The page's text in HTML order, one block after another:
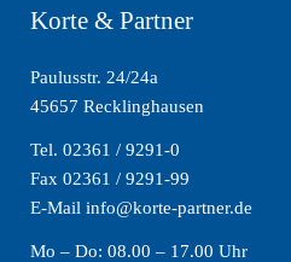
Korte & Partner
Paulusstr. 24/24a
45657 Recklinghausen
Tel. 02361 / 9291-0
Fax 02361 / 9291-99
E-Mail info@korte-partner.de
Mo – Do: 08.00 – 17.00 Uhr